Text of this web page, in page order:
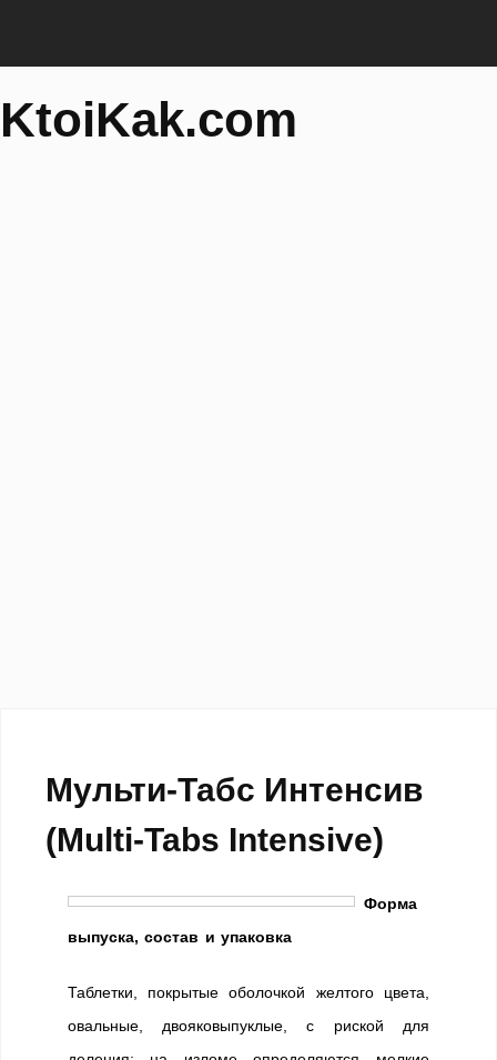
KtoiKak.com
Мульти-Табс Интенсив
(Multi-Tabs Intensive)
Форма
выпуска, состав и упаковка
Таблетки, покрытые оболочкой желтого цвета,
овальные, двояковыпуклые, с риской для